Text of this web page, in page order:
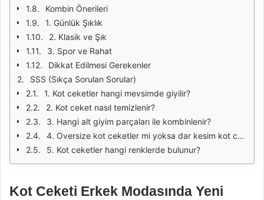
Kombin Önerileri
1. Günlük Şıklık
2. Klasik ve Şık
3. Spor ve Rahat
Dikkat Edilmesi Gerekenler
SSS (Sıkça Sorulan Sorular)
1. Kot ceketler hangi mevsimde giyilir?
2. Kot ceket nasıl temizlenir?
3. Hangi alt giyim parçaları ile kombinlenir?
4. Oversize kot ceketler mi yoksa dar kesim kot ceketler mi daha moda?
5. Kot ceketler hangi renklerde bulunur?
Kot Ceketi Erkek Modasında Yeni